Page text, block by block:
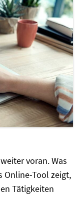
voran. Was
Online-Tool zeigt,
Tätigkeiten